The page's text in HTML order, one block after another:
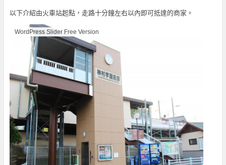
以下介紹由火車站起點，走路十分鐘左右以內即可抵達的商家。
WordPress Slider Free Version